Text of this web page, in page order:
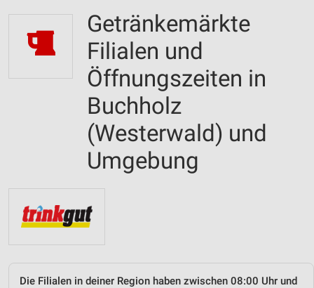
Getränkemärkte
Filialen und
Öffnungszeiten in
Buchholz
(Westerwald) und
Umgebung
Die Filialen in deiner Region haben zwischen 08:00 Uhr und